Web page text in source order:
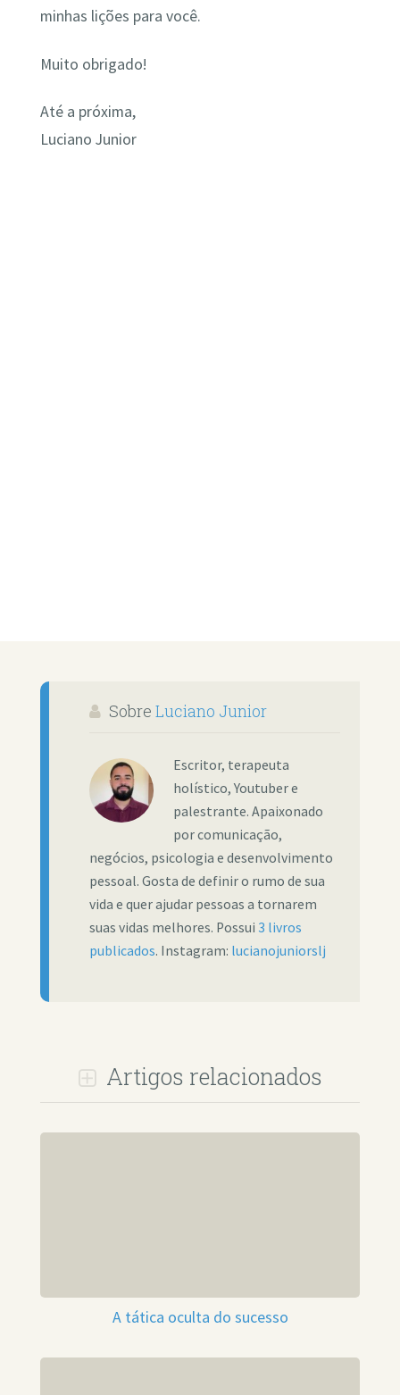
minhas lições para você.
Muito obrigado!
Até a próxima,
Luciano Junior
Sobre Luciano Junior
Escritor, terapeuta
holístico, Youtuber e
palestrante. Apaixonado
por comunicação,
negócios, psicologia e desenvolvimento
pessoal. Gosta de definir o rumo de sua
vida e quer ajudar pessoas a tornarem
suas vidas melhores. Possui 3 livros
publicados. Instagram: lucianojuniorslj
Artigos relacionados
A tática oculta do sucesso